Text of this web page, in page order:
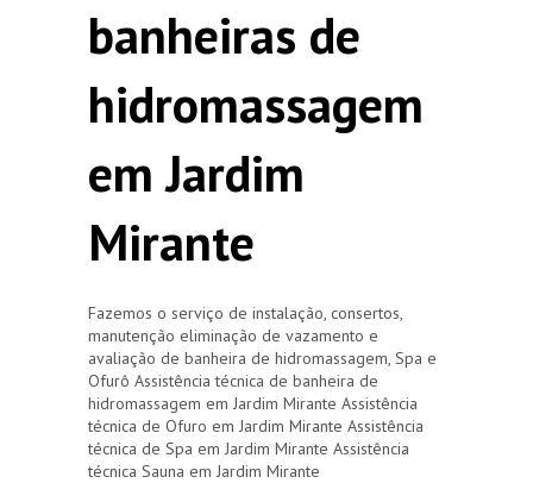
banheiras de
hidromassagem
em Jardim
Mirante
Fazemos o serviço de instalação, consertos,
manutenção eliminação de vazamento e
avaliação de banheira de hidromassagem, Spa e
Ofurô Assistência técnica de banheira de
hidromassagem em Jardim Mirante Assistência
técnica de Ofuro em Jardim Mirante Assistência
técnica de Spa em Jardim Mirante Assistência
técnica Sauna em Jardim Mirante